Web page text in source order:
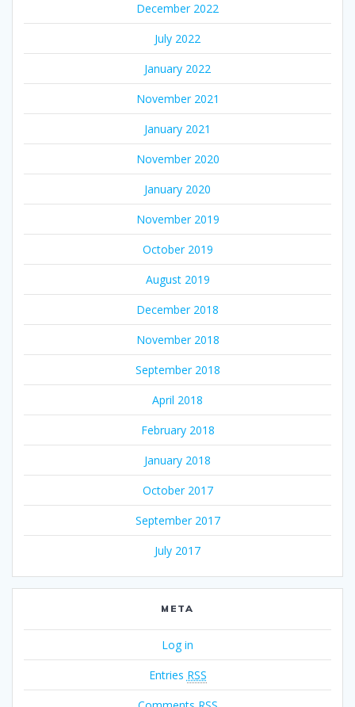
December 2022
July 2022
January 2022
November 2021
January 2021
November 2020
January 2020
November 2019
October 2019
August 2019
December 2018
November 2018
September 2018
April 2018
February 2018
January 2018
October 2017
September 2017
July 2017
META
Log in
Entries RSS